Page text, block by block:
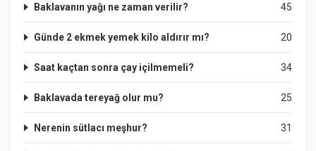
45
Baklavanın yağı ne zaman verilir?
20
Günde 2 ekmek yemek kilo aldırır mı?
34
Saat kaçtan sonra çay içilmemeli?
25
Baklavada tereyağ olur mu?
31
Nerenin sütlacı meşhur?